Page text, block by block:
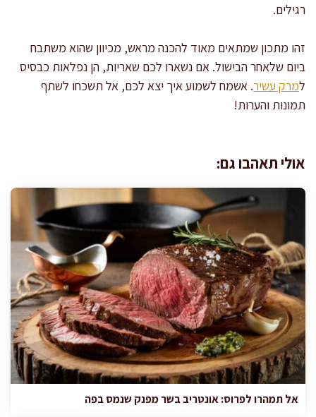
רגילים.
זהו מתכון שמתאים מאוד להכנה מראש, מכיוון שהוא משתבח
ביום שלאחר הבישול. אם נשארו לכם שאריות, הן נפלאות כבסיס
למרק עשיר. אשמח לשמוע איך יצא לכם, אל תשכחו לשתף
תמונות והערות!
אולי תאהבו גם:
אל תמהרו לפרוס: אונטריב בשר מפנק שנמס בפה